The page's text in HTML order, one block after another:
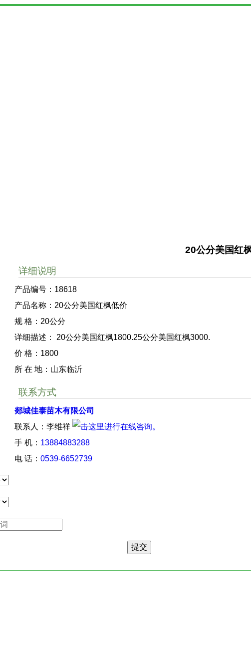
20公分美国红
详细说明
产品编号：18618
产品名称：20公分美国红枫低价
规 格：20公分
详细描述： 20公分美国红枫1800.25公分美国红枫3000.
价 格：1800
所 在 地：山东临沂
联系方式
郯城佳泰苗木有限公司
联系人：李维祥
手 机： 13884883288
电 话：0539-6652739